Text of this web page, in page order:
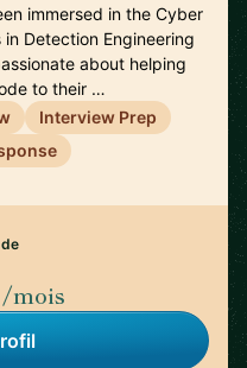
immersed in the Cyber
Detection Engineering
about helping
to their …
Interview Prep
/mois